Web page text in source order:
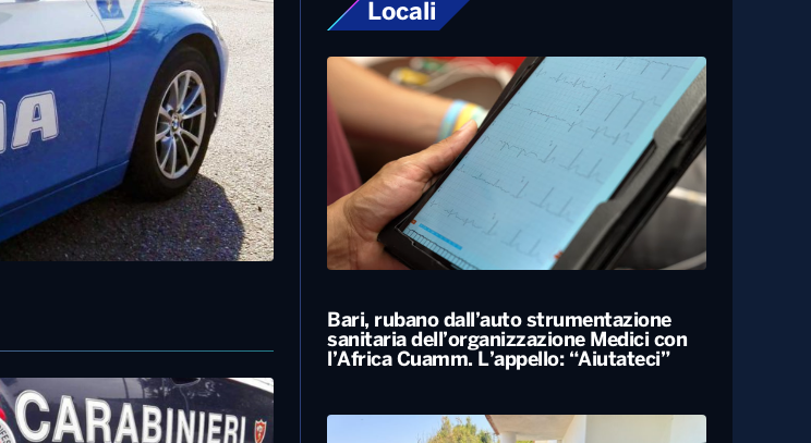
Locali
Bari, rubano dall’auto strumentazione
sanitaria dell’organizzazione Medici con
l’Africa Cuamm. L’appello: “Aiutateci”